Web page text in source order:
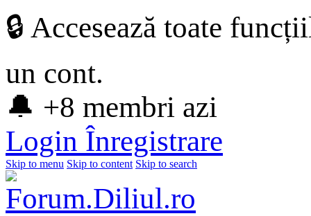
🔒 Accesează toate
un cont.
🔔 +8 membri azi
Login Înregistrare
Skip to menu Skip to content Skip to search